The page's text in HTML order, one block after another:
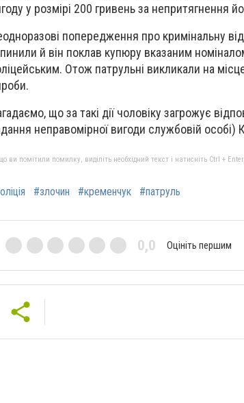
у розмірі 200 гривень за непритягнення
попередження про кримінальну
й він поклав купюру вказаним
Отож патрульні викликали на
що за такі дії чоловіку загрожує
неправомірної вигоди службовій особі)
ви помітили помилку, виділіть необхідний текст і натисніть Ctrl +
#злочин #кременчук #патруль
0,0 Оцініть першим